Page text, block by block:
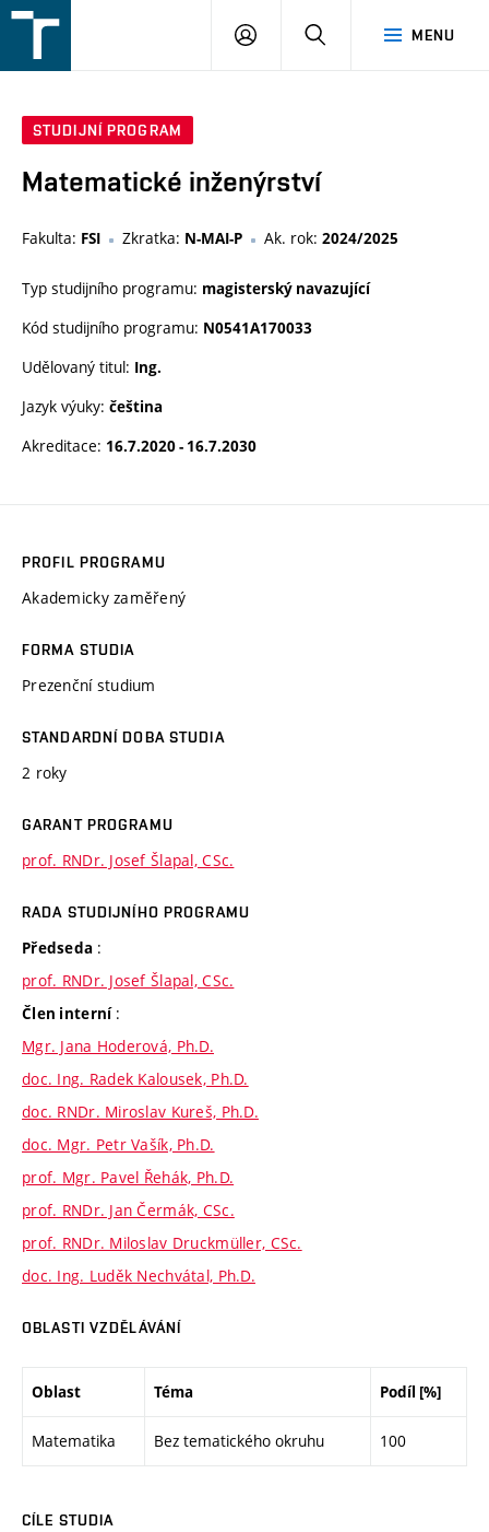
v
MENU
PŘIHLÁŠENÍ
STUDIJNÍ PROGRAM
Matematické inženýrství
Fakulta: FSI Zkratka: N-MAI-P Ak. rok: 2024/2025
Typ studijního programu: magisterský navazující
Kód studijního programu: N0541A170033
Udělovaný titul: Ing.
Jazyk výuky: čeština
Akreditace: 16.7.2020 - 16.7.2030
PROFIL PROGRAMU
Akademicky zaměřený
FORMA STUDIA
Prezenční studium
STANDARDNÍ DOBA STUDIA
2 roky
GARANT PROGRAMU
prof. RNDr. Josef Šlapal, CSc.
RADA STUDIJNÍHO PROGRAMU
Předseda :
prof. RNDr. Josef Šlapal, CSc.
Člen interní :
Mgr. Jana Hoderová, Ph.D.
doc. Ing. Radek Kalousek, Ph.D.
doc. RNDr. Miroslav Kureš, Ph.D.
doc. Mgr. Petr Vašík, Ph.D.
prof. Mgr. Pavel Řehák, Ph.D.
prof. RNDr. Jan Čermák, CSc.
prof. RNDr. Miloslav Druckmüller, CSc.
doc. Ing. Luděk Nechvátal, Ph.D.
OBLASTI VZDĚLÁVÁNÍ
Oblast Téma Podíl [%]
Matematika Bez tematického okruhu 100
CÍLE STUDIA